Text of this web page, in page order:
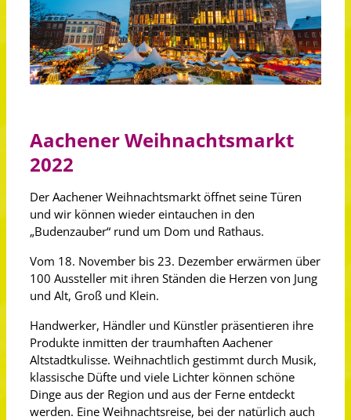
Aachener Weihnachtsmarkt
2022
Der Aachener Weihnachtsmarkt öffnet seine Türen
und wir können wieder eintauchen in den
„Budenzauber“ rund um Dom und Rathaus.
Vom 18. November bis 23. Dezember erwärmen über
100 Aussteller mit ihren Ständen die Herzen von Jung
und Alt, Groß und Klein.
Handwerker, Händler und Künstler präsentieren ihre
Produkte inmitten der traumhaften Aachener
Altstadtkulisse. Weihnachtlich gestimmt durch Musik,
klassische Düfte und viele Lichter können schöne
Dinge aus der Region und aus der Ferne entdeckt
werden. Eine Weihnachtsreise, bei der natürlich auch